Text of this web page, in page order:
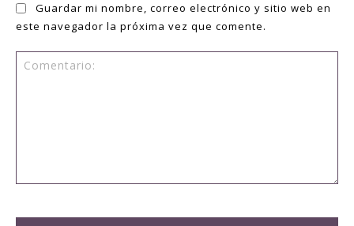
Guardar mi nombre, correo electrónico y sitio web en
este navegador la próxima vez que comente.